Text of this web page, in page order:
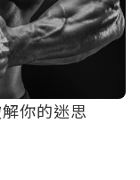
你的迷思